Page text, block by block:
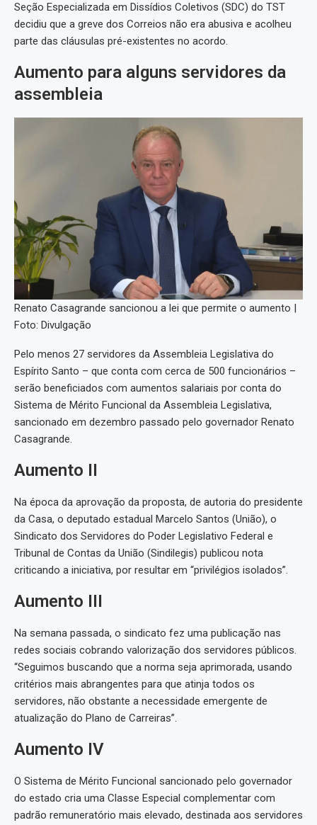
Seção Especializada em Dissídios Coletivos (SDC) do TST
decidiu que a greve dos Correios não era abusiva e acolheu
parte das cláusulas pré-existentes no acordo.
Aumento para alguns servidores da
assembleia
Renato Casagrande sancionou a lei que permite o aumento |
Foto: Divulgação
Pelo menos 27 servidores da Assembleia Legislativa do
Espírito Santo – que conta com cerca de 500 funcionários –
serão beneficiados com aumentos salariais por conta do
Sistema de Mérito Funcional da Assembleia Legislativa,
sancionado em dezembro passado pelo governador Renato
Casagrande.
Aumento II
Na época da aprovação da proposta, de autoria do presidente
da Casa, o deputado estadual Marcelo Santos (União), o
Sindicato dos Servidores do Poder Legislativo Federal e
Tribunal de Contas da União (Sindilegis) publicou nota
criticando a iniciativa, por resultar em “privilégios isolados”.
Aumento III
Na semana passada, o sindicato fez uma publicação nas
redes sociais cobrando valorização dos servidores públicos.
“Seguimos buscando que a norma seja aprimorada, usando
critérios mais abrangentes para que atinja todos os
servidores, não obstante a necessidade emergente de
atualização do Plano de Carreiras”.
Aumento IV
O Sistema de Mérito Funcional sancionado pelo governador
do estado cria uma Classe Especial complementar com
padrão remuneratório mais elevado, destinada aos servidores